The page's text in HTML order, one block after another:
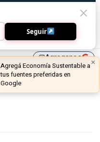
library_addAgreganos ×
Agregá Economía Sustentable a
tus fuentes preferidas en
Google
Seguir